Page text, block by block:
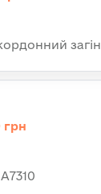
загін
грн